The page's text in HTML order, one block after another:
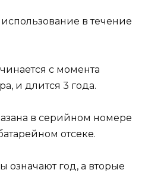
в течение
с момента
и длится 3 года.
в серийном номере
отсеке.
год, а вторые